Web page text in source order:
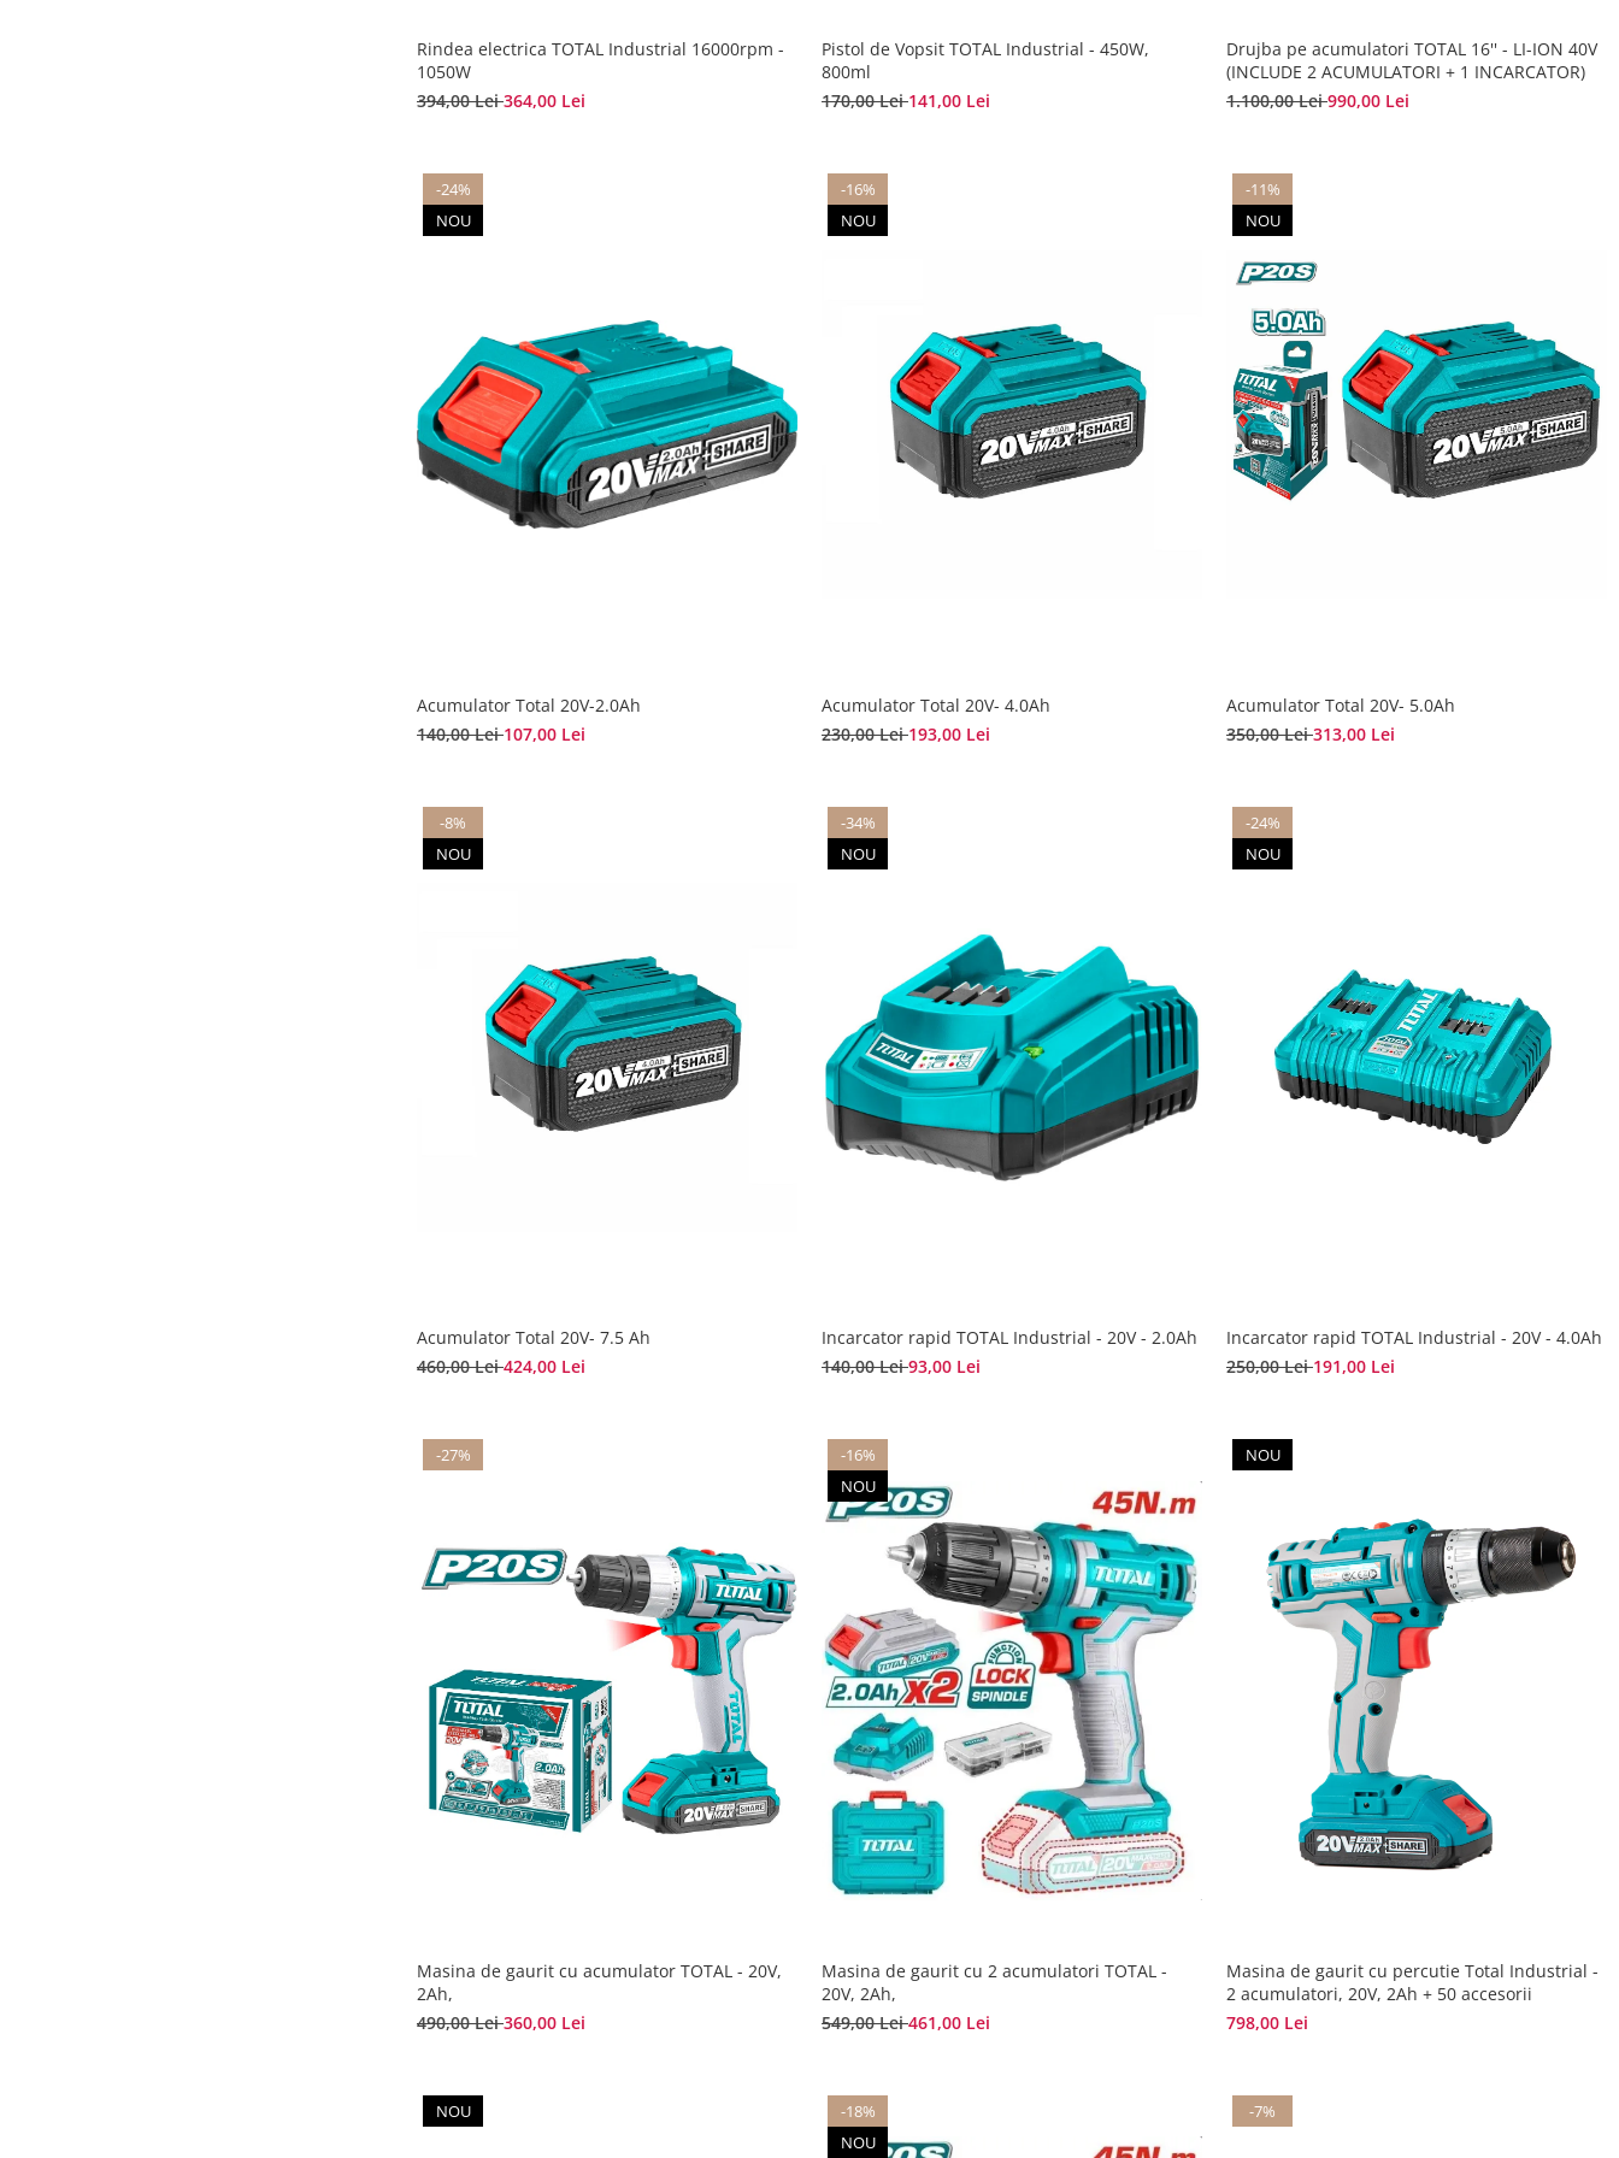
Rindea electrica TOTAL Industrial 16000rpm -
1050W
394,00 Lei364,00 Lei
Pistol de Vopsit TOTAL Industrial - 450W,
800ml
170,00 Lei141,00 Lei
Drujba pe acumulatori TOTAL 16'' - LI-ION 40V
(INCLUDE 2 ACUMULATORI + 1 INCARCATOR)
1.100,00 Lei990,00 Lei
-24%
NOU
Acumulator Total 20V-2.0Ah
140,00 Lei107,00 Lei
-16%
NOU
Acumulator Total 20V- 4.0Ah
230,00 Lei193,00 Lei
-11%
NOU
Acumulator Total 20V- 5.0Ah
350,00 Lei313,00 Lei
-8%
NOU
Acumulator Total 20V- 7.5 Ah
460,00 Lei424,00 Lei
-34%
NOU
Incarcator rapid TOTAL Industrial - 20V - 2.0Ah
140,00 Lei93,00 Lei
-24%
NOU
Incarcator rapid TOTAL Industrial - 20V - 4.0Ah
250,00 Lei191,00 Lei
-27%
Masina de gaurit cu acumulator TOTAL - 20V,
2Ah,
490,00 Lei360,00 Lei
-16%
NOU
Masina de gaurit cu 2 acumulatori TOTAL -
20V, 2Ah,
549,00 Lei461,00 Lei
NOU
Masina de gaurit cu percutie Total Industrial -
2 acumulatori, 20V, 2Ah + 50 accesorii
798,00 Lei
NOU
-18%
NOU
-7%